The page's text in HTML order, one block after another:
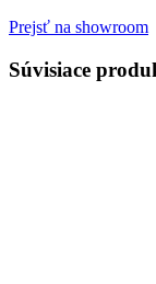
Prejsť na showroom
Súvisiace